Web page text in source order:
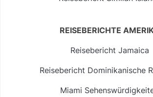
REISEBERICHTE
Reisebericht Jamaica
Reisebericht Dominikanische
Miami